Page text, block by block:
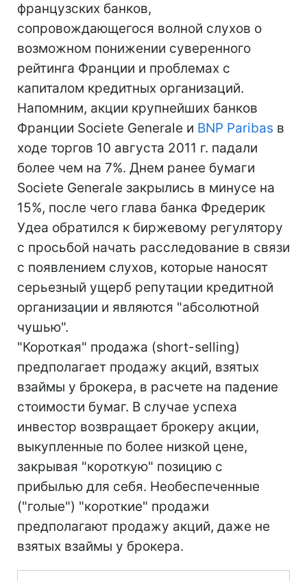
французских банков,
сопровождающегося волной слухов о
возможном понижении суверенного
рейтинга Франции и проблемах с
капиталом кредитных организаций.
Напомним, акции крупнейших банков
Франции Societe Generale и BNP Paribas в
ходе торгов 10 августа 2011 г. падали
более чем на 7%. Днем ранее бумаги
Societe Generale закрылись в минусе на
15%, после чего глава банка Фредерик
Удеа обратился к биржевому регулятору
с просьбой начать расследование в связи
с появлением слухов, которые наносят
серьезный ущерб репутации кредитной
организации и являются "абсолютной
чушью".
"Короткая" продажа (short-selling)
предполагает продажу акций, взятых
взаймы у брокера, в расчете на падение
стоимости бумаг. В случае успеха
инвестор возвращает брокеру акции,
выкупленные по более низкой цене,
закрывая "короткую" позицию с
прибылью для себя. Необеспеченные
("голые") "короткие" продажи
предполагают продажу акций, даже не
взятых взаймы у брокера.